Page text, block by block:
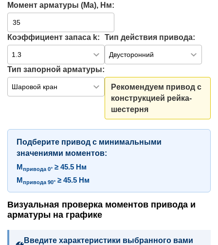
Момент арматуры (Ma), Нм:
Коэффициент запаса k: Тип действия привода:
Тип запорной арматуры:
Рекомендуем привод с
конструкцией рейка-
шестерня
Подберите привод с минимальными
значениями моментов:
Mпривода 0° ≥ 45.5 Нм
Mпривода 90° ≥ 45.5 Нм
Визуальная проверка моментов привода и
арматуры на графике
Введите характеристики выбранного вами